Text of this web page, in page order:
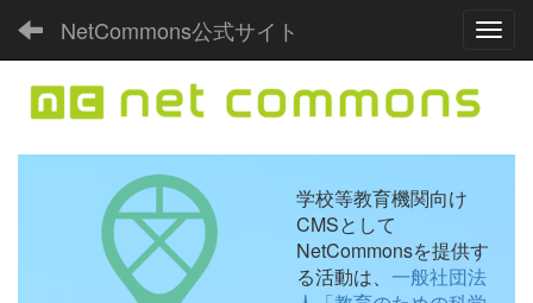
NetCommons公式サイト
学校等教育機関向け
CMSとして
NetCommonsを提供す
る活動は、 一般社団法